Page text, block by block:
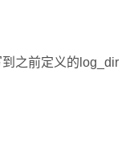
之前定义的log_dir